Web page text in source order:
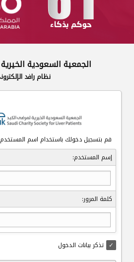
الجمعية السعودية
نظام رافد
قم بتسجيل دخولك باستخدام اسم المستخدم
إسم المستخدم:
كلمة المرور:
تذكر بيانات الدخول